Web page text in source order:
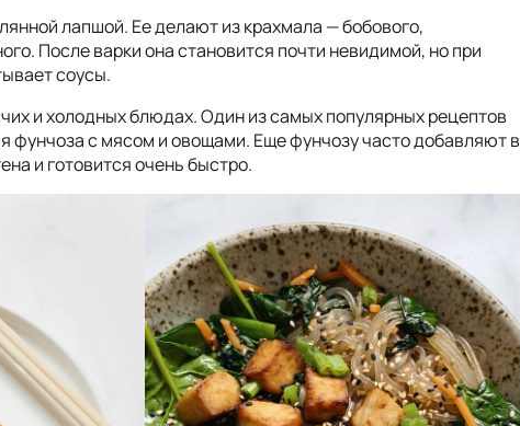
лапшой. Ее делают из крахмала — бобового,
После варки она становится почти невидимой, но при
соусы.
и холодных блюдах. Один из самых популярных рецептов
фунчоза с мясом и овощами. Еще фунчозу часто добавляют в
и готовится очень быстро.